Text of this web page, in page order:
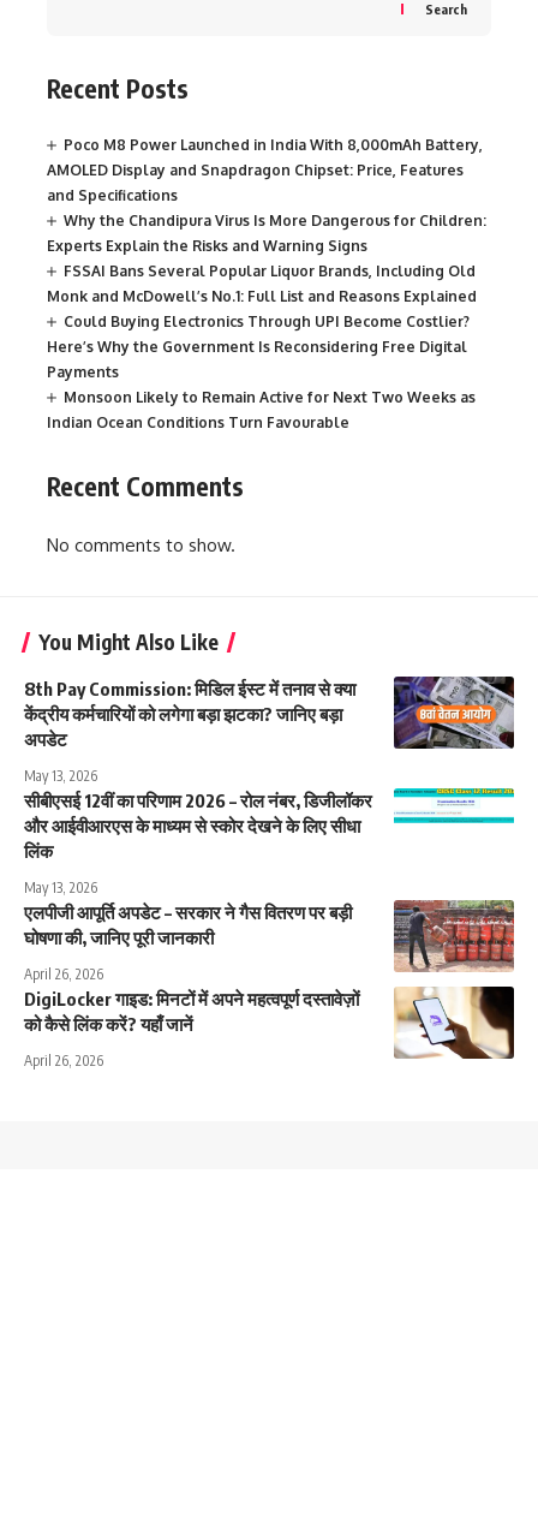
Search
Recent Posts
Poco M8 Power Launched in India With 8,000mAh Battery,
AMOLED Display and Snapdragon Chipset: Price, Features
and Specifications
Why the Chandipura Virus Is More Dangerous for Children:
Experts Explain the Risks and Warning Signs
FSSAI Bans Several Popular Liquor Brands, Including Old
Monk and McDowell’s No.1: Full List and Reasons Explained
Could Buying Electronics Through UPI Become Costlier?
Here’s Why the Government Is Reconsidering Free Digital
Payments
Monsoon Likely to Remain Active for Next Two Weeks as
Indian Ocean Conditions Turn Favourable
Recent Comments
No comments to show.
You Might Also Like
8th Pay Commission: मिडिल ईस्ट में तनाव से क्या
केंद्रीय कर्मचारियों को लगेगा बड़ा झटका? जानिए बड़ा
अपडेट
May 13, 2026
सीबीएसई 12वीं का परिणाम 2026 – रोल नंबर, डिजीलॉकर
और आईवीआरएस के माध्यम से स्कोर देखने के लिए सीधा
लिंक
May 13, 2026
एलपीजी आपूर्ति अपडेट – सरकार ने गैस वितरण पर बड़ी
घोषणा की, जानिए पूरी जानकारी
April 26, 2026
DigiLocker गाइड: मिनटों में अपने महत्वपूर्ण दस्तावेज़ों
को कैसे लिंक करें? यहाँ जानें
April 26, 2026